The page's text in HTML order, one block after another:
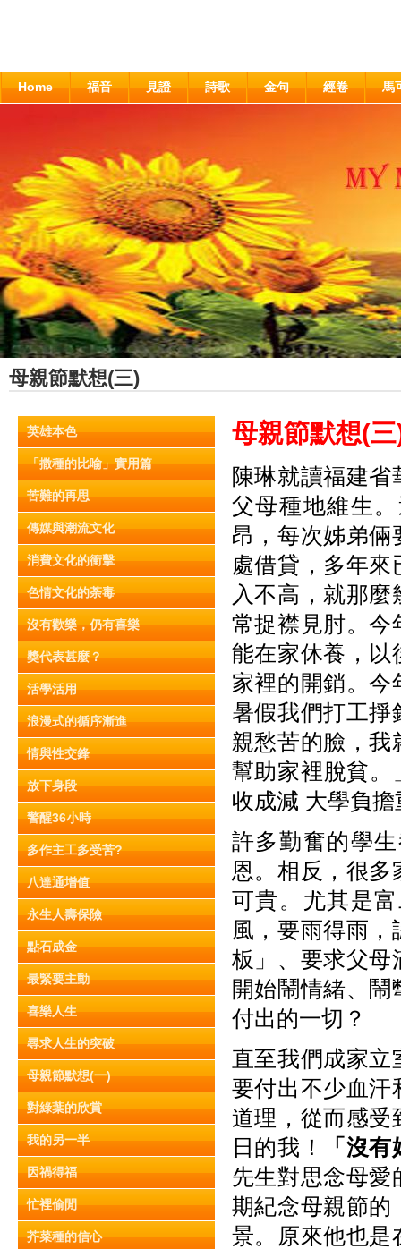
Home 福音 見證 詩歌 金句 經卷 馬
母親節默想(三)
英雄本色
「撒種的比喻」實用篇
苦難的再思
傳媒與潮流文化
消費文化的衝擊
色情文化的荼毒
沒有歡樂，仍有喜樂
獎代表甚麼？
活學活用
浪漫式的循序漸進
情與性交鋒
放下身段
警醒36小時
多作主工多受苦?
八達通增值
永生人壽保險
點石成金
最緊要主動
喜樂人生
尋求人生的突破
母親節默想(一)
對綠葉的欣賞
我的另一半
因禍得福
忙裡偷閒
芥菜種的信心
母親節默想(
陳琳就讀福建
父母種地維生
昂，每次姊弟倆
處借貸，多年
入不高，就那
常捉襟見肘。今
能在家休養，以
家裡的開銷。今
暑假我們打工
親愁苦的臉，我
幫助家裡脫貧。
收成減 大學負
許多勤奮的學
恩。相反，很多
可貴。尤其是
風，要雨得雨
板」、要求父母
開始鬧情緒、
付出的一切？
直至我們成家立
要付出不少血汗
道理，從而感受
日的我！
「沒
先生對思念母愛
期紀念母親節的
景。原來他也是